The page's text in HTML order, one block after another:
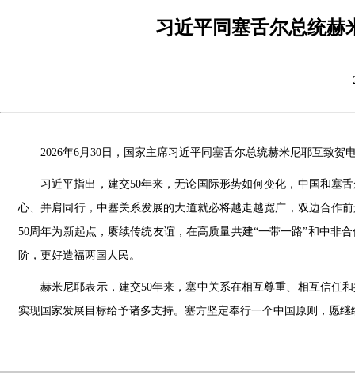
习近平同塞舌尔总统赫
2026年6月30日，国家主席习近平同塞舌尔总统赫米尼耶互致贺
习近平指出，建交50年来，无论国际形势如何变化，中国和塞
心、并肩同行，中塞关系发展的大道就必将越走越宽广，双边合作
50周年为新起点，赓续传统友谊，在高质量共建“一带一路”和中非
阶，更好造福两国人民。
赫米尼耶表示，建交50年来，塞中关系在相互尊重、相互信任
实现国家发展目标给予诸多支持。塞方坚定奉行一个中国原则，愿